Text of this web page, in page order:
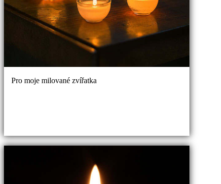
Pro moje milované zvířatka